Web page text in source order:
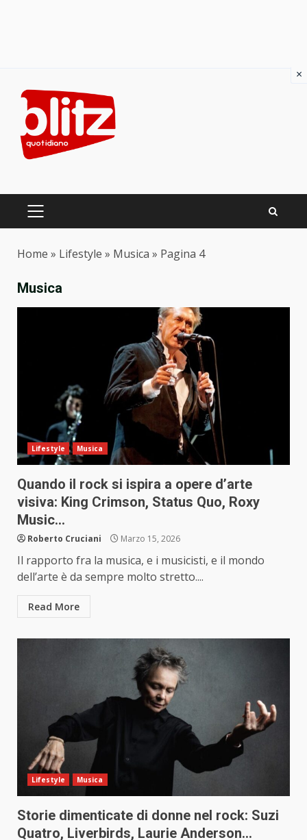
content
PRIMARY
Home » Lifestyle » Musica » Pagina 4
Musica
Lifestyle Musica
Quando il rock si ispira a opere d’arte
visiva: King Crimson, Status Quo, Roxy
Music…
Roberto Cruciani Marzo 15, 2026
Il rapporto fra la musica, e i musicisti, e il mondo
dell’arte è da sempre molto stretto....
Read More
Lifestyle Musica
Storie dimenticate di donne nel rock: Suzi
Quatro, Liverbirds, Laurie Anderson…
×